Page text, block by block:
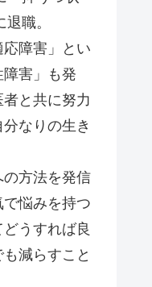
職。
障害」とい
害」も発
と共に努力
なりの生き
方法を発信
で悩みを持つ
うすれば良
減らすこと